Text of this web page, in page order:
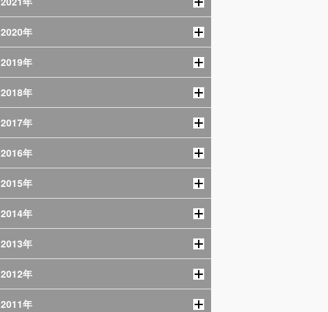
2020年
2019年
2018年
2017年
2016年
2015年
2014年
2013年
2012年
2011年